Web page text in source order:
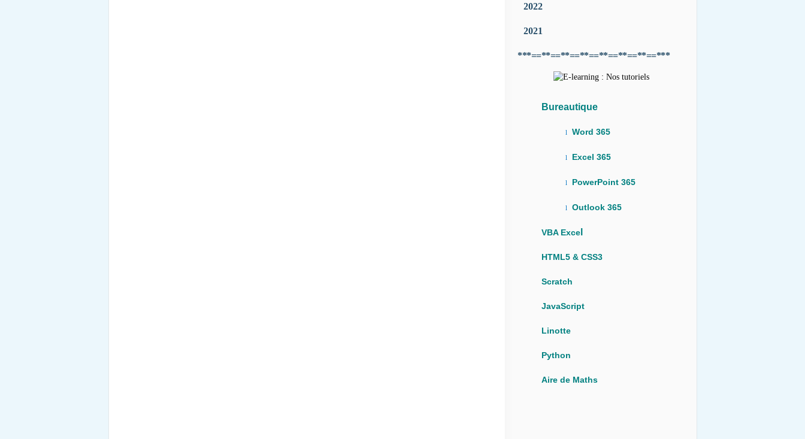
2022
2021
***==**==**==**==**==**==**==***
Bureautique
l Word 365
l Excel 365
l PowerPoint 365
l Outlook 365
VBA Exce
HTML5 & CSS3
Scratch
JavaScript
Linotte
Python
Aire de Maths